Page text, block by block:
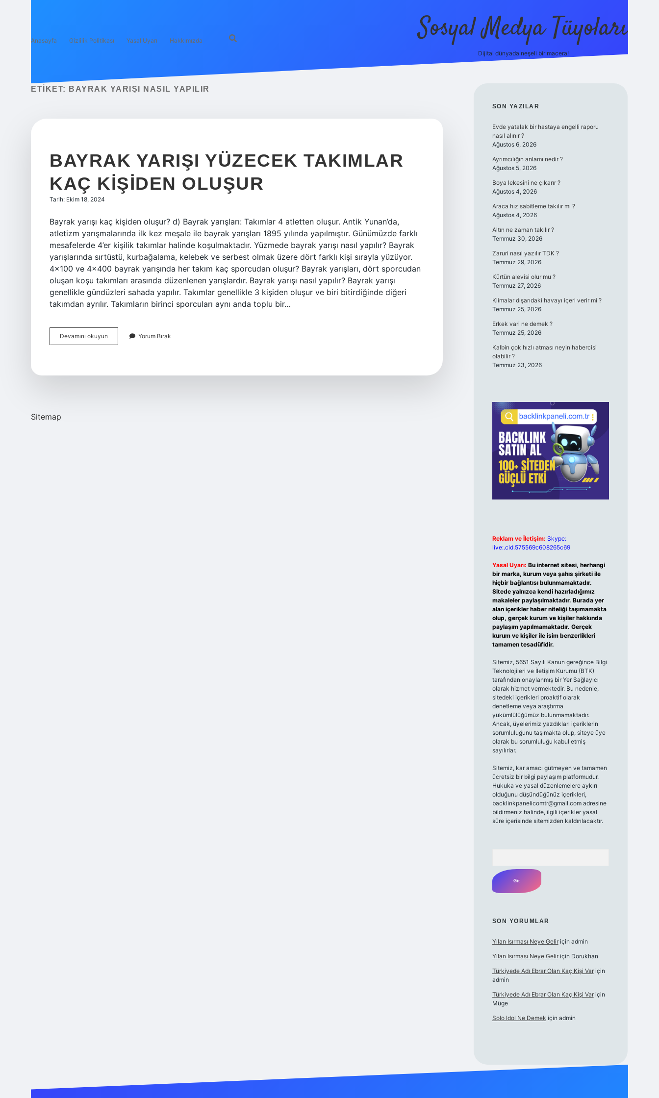
Anasayfa Gizlilik Politikası Yasal Uyarı Hakkımızda Sosyal Medya Tüyoları
Dijital dünyada neşeli bir macera!
ETIKET: BAYRAK YARIŞI NASIL YAPILIR
BAYRAK YARIŞI YÜZECEK TAKIMLAR
KAÇ KIŞIDEN OLUŞUR
Tarih: Ekim 18, 2024
Bayrak yarışı kaç kişiden oluşur? d) Bayrak yarışları: Takımlar 4 atletten oluşur. Antik Yunan’da,
atletizm yarışmalarında ilk kez meşale ile bayrak yarışları 1895 yılında yapılmıştır. Günümüzde farklı
mesafelerde 4’er kişilik takımlar halinde koşulmaktadır. Yüzmede bayrak yarışı nasıl yapılır? Bayrak
yarışlarında sırtüstü, kurbağalama, kelebek ve serbest olmak üzere dört farklı kişi sırayla yüzüyor.
4×100 ve 4×400 bayrak yarışında her takım kaç sporcudan oluşur? Bayrak yarışları, dört sporcudan
oluşan koşu takımları arasında düzenlenen yarışlardır. Bayrak yarışı nasıl yapılır? Bayrak yarışı
genellikle gündüzleri sahada yapılır. Takımlar genellikle 3 kişiden oluşur ve biri bitirdiğinde diğeri
takımdan ayrılır. Takımların birinci sporcuları aynı anda toplu bir…
Devamını okuyun
Yarışı
Yorum Bırak
Sitemap
SIDEBAR
SON YAZILAR
Evde yatalak bir hastaya engelli raporu
nasıl alınır ?
Ağustos 6, 2026
Ayrımcılığın anlamı nedir ?
Ağustos 5, 2026
Boya lekesini ne çıkarır ?
Ağustos 4, 2026
Araca hız sabitleme takılır mı ?
Ağustos 4, 2026
Altın ne zaman takılır ?
Temmuz 30, 2026
Zaruri nasıl yazılır TDK ?
Temmuz 29, 2026
Kürtün alevisi olur mu ?
Temmuz 27, 2026
Klimalar dışarıdaki havayı içeri verir mi ?
Temmuz 25, 2026
Erkek vari ne demek ?
Temmuz 25, 2026
Kalbin çok hızlı atması neyin habercisi
olabilir ?
Temmuz 23, 2026
Reklam ve İletişim: Skype:
live:.cid.575569c608265c69
Yasal Uyarı: Bu internet sitesi, herhangi
bir marka, kurum veya şahıs şirketi ile
hiçbir bağlantısı bulunmamaktadır.
Sitede yalnızca kendi hazırladığımız
makaleler paylaşılmaktadır. Burada yer
alan içerikler haber niteliği taşımamakta
olup, gerçek kurum ve kişiler hakkında
paylaşım yapılmamaktadır. Gerçek
kurum ve kişiler ile isim benzerlikleri
tamamen tesadüfidir.
Sitemiz, 5651 Sayılı Kanun gereğince Bilgi
Teknolojileri ve İletişim Kurumu (BTK)
tarafından onaylanmış bir Yer Sağlayıcı
olarak hizmet vermektedir. Bu nedenle,
sitedeki içerikleri proaktif olarak
denetleme veya araştırma
yükümlülüğümüz bulunmamaktadır.
Ancak, üyelerimiz yazdıkları içeriklerin
sorumluluğunu taşımakta olup, siteye üye
olarak bu sorumluluğu kabul etmiş
sayılırlar.
Sitemiz, kar amacı gütmeyen ve tamamen
ücretsiz bir bilgi paylaşım platformudur.
Hukuka ve yasal düzenlemelere aykırı
olduğunu düşündüğünüz içerikleri,
backlinkpanelicomtr@gmail.comadresine
bildirmeniz halinde, ilgili içerikler yasal
süre içerisinde sitemizden kaldırılacaktır.
SON YORUMLAR
Yılan Isırması Neye Geliriçin admin
Yılan Isırması Neye Geliriçin Dorukhan
Türkiyede Adı Ebrar Olan Kaç Kişi Variçin
admin
Türkiyede Adı Ebrar Olan Kaç Kişi Variçin
Müge
Solo Idol Ne Demek için admin